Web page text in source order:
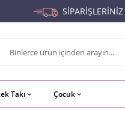
SİPARİŞLERİNİZ
Takı Çocuk